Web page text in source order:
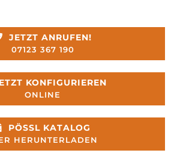
JETZT ANRUFEN!
07123 367 190
KONFIGURIEREN
ONLINE
PÖSSL KATALOG
HERUNTERLADEN